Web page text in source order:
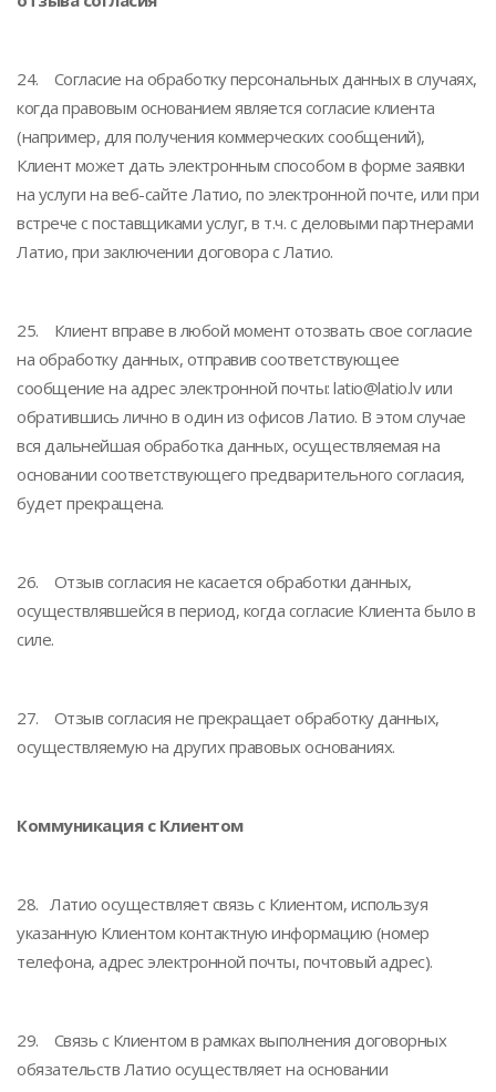
24. Согласие на обработку персональных данных в случаях,
когда правовым основанием является согласие клиента
(например, для получения коммерческих сообщений),
Клиент может дать электронным способом в форме заявки
на услуги на веб-сайте Латио, по электронной почте, или при
встрече с поставщиками услуг, в т.ч. с деловыми партнерами
Латио, при заключении договора с Латио.
25. Клиент вправе в любой момент отозвать свое согласие
на обработку данных, отправив соответствующее
сообщение на адрес электронной почты: latio@latio.lv или
обратившись лично в один из офисов Латио. В этом случае
вся дальнейшая обработка данных, осуществляемая на
основании соответствующего предварительного согласия,
будет прекращена.
26. Отзыв согласия не касается обработки данных,
осуществлявшейся в период, когда согласие Клиента было в
силе.
27. Отзыв согласия не прекращает обработку данных,
осуществляемую на других правовых основаниях.
Коммуникация с Клиентом
28. Латио осуществляет связь с Клиентом, используя
указанную Клиентом контактную информацию (номер
телефона, адрес электронной почты, почтовый адрес).
29. Связь с Клиентом в рамках выполнения договорных
обязательств Латио осуществляет на основании